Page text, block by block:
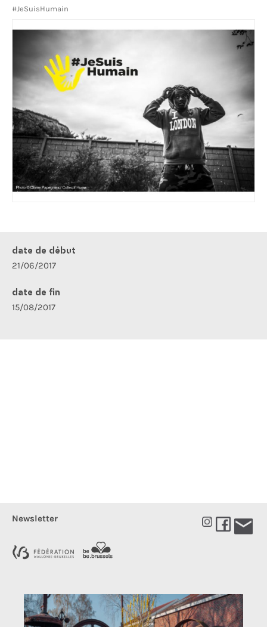
#JeSuisHumain
date de début
21/06/2017
date de fin
15/08/2017
Newsletter